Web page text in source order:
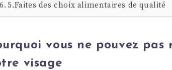
5.Faites des choix alimentaires de qualité
vous ne pouvez
visage